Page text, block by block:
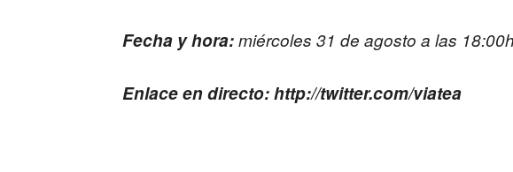
Fecha y hora:miércoles 31 de agosto a las 18:00h
Enlace en directo: http://twitter.com/viatea